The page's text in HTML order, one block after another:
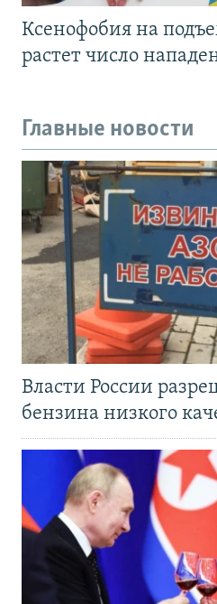
Ксенофобия на
растет число
Главные новости
Власти России
бензина низкого